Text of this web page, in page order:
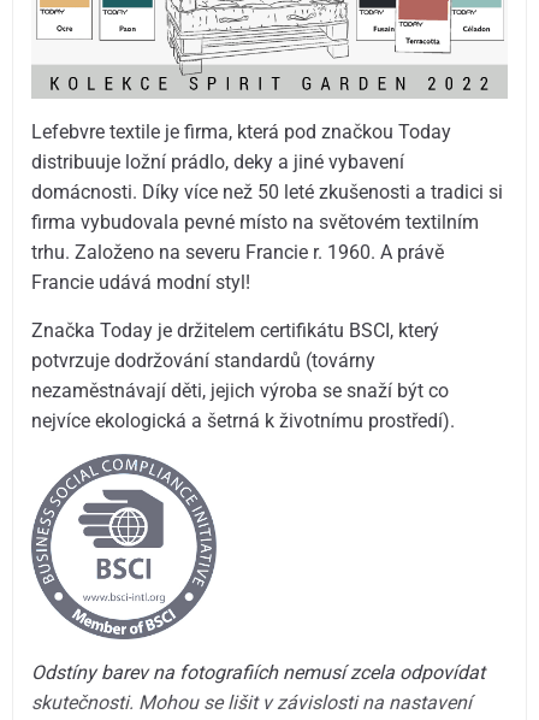
Lefebvre textile je firma, která pod značkou Today
distribuuje ložní prádlo, deky a jiné vybavení
domácnosti. Díky více než 50 leté zkušenosti a tradici si
firma vybudovala pevné místo na světovém textilním
trhu. Založeno na severu Francie r. 1960. A právě
Francie udává modní styl!
Značka Today je držitelem certifikátu BSCI, který
potvrzuje dodržování standardů (továrny
nezaměstnávají děti, jejich výroba se snaží být co
nejvíce ekologická a šetrná k životnímu prostředí).
Odstíny barev na fotografiích nemusí zcela odpovídat
skutečnosti. Mohou se lišit v závislosti na nastavení